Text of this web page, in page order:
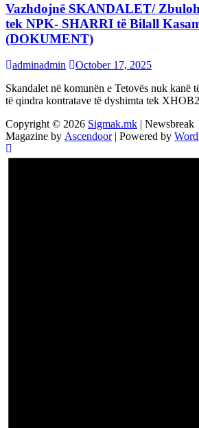
Vazhdojnē SKANDALET/
tek NPK- SHARRI të Bilall
(DOKUMENT)
adminadmin
October 17, 2025
Skandalet në komunën e Tetovës nuk kanë
të qindra kontratave të dyshimta tek
Copyright © 2026 Sigmak.mk | Newsbreak
Magazine by Ascendoor| Powered by